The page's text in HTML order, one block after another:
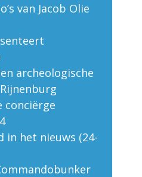
van Jacob Olie
archeologische
conciërge
in het nieuws (24-